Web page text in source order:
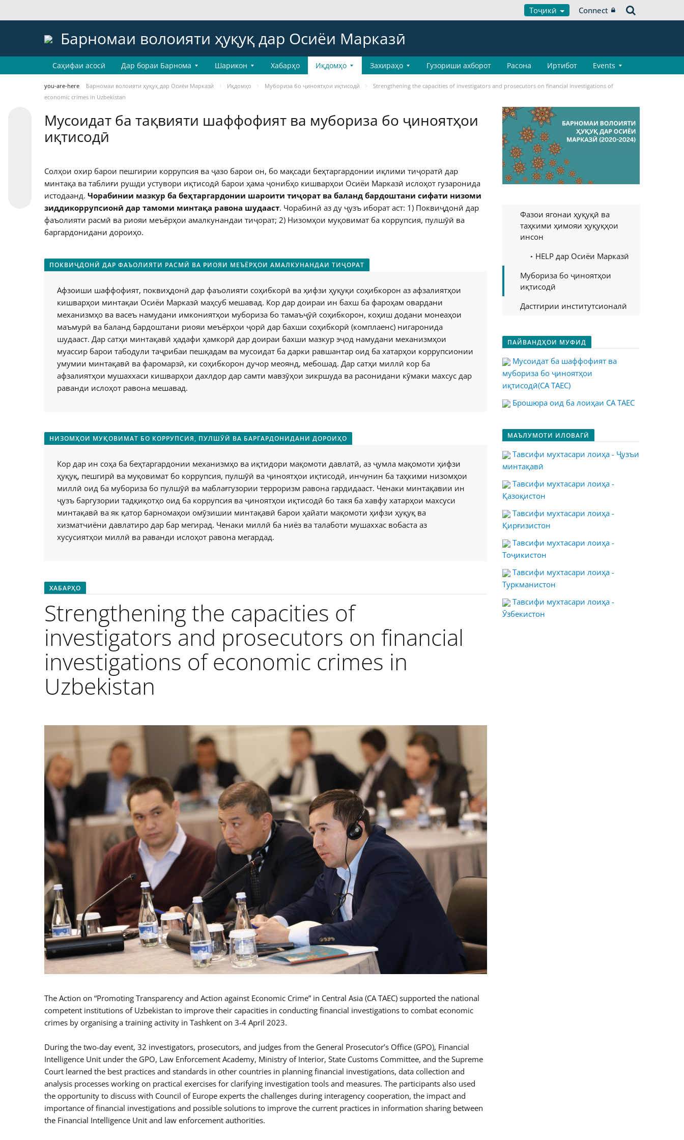
Тоҷикӣ Connect
Барномаи волоияти ҳуқуқ дар Осиёи Марказӣ
Саҳифаи асосӣ Дар бораи Барнома Шарикон Хабарҳо Иқдомҳо Захираҳо Гузориши ахборот Расона Иртибот Events
you-are-here Барномаи волоияти ҳуқуқ дар Осиёи Марказӣ Иқдомҳо Мубориза бо ҷиноятҳои иқтисодӣ
Strengthening the capacities of investigators and prosecutors on financial investigations of
economic crimes in Uzbekistan
Мусоидат ба тақвияти шаффофият ва мубориза бо ҷиноятҳои
иқтисодӣ
Солҳои охир барои пешгирии коррупсия ва ҷазо барои он, бо мақсади беҳтаргардонии иқлими тиҷоратӣ дар
минтақа ва таблиғи рушди устувори иқтисодӣ барои ҳама ҷонибҳо кишварҳои Осиёи Марказӣ ислоҳот гузаронида
истодаанд. Чорабинии мазкур ба беҳтаргардонии шароити тиҷорат ва баланд бардоштани сифати низоми
зиддикоррупсионӣ дар тамоми минтақа равона шудааст. Чорабинӣ аз ду ҷузъ иборат аст: 1) Поквиҷдонӣ дар
фаъолияти расмӣ ва риояи меъёрҳои амалкунандаи тиҷорат; 2) Низомҳои муқовимат ба коррупсия, пулшӯӣ ва
баргардонидани дороиҳо.
ПОКВИҶДОНӢ ДАР ФАЪОЛИЯТИ РАСМӢ ВА РИОЯИ МЕЪЁРҲОИ АМАЛКУНАНДАИ ТИҶОРАТ
Афзоиши шаффофият, поквиҳдонӣ дар фаъолияти соҳибкорӣ ва ҳифзи ҳуқуқи соҳибкорон аз афзалиятҳои
кишварҳои минтақаи Осиёи Марказӣ маҳсуб мешавад. Кор дар доираи ин бахш ба фароҳам овардани
механизмҳо ва васеъ намудани имкониятҳои мубориза бо тамаъҷӯӣ соҳибкорон, коҳиш додани монеаҳои
маъмурӣ ва баланд бардоштани риояи меъёрҳои ҷорӣ дар бахши соҳибкорӣ (комплаенс) нигаронида
шудааст. Дар сатҳи минтақавӣ ҳадафи ҳамкорӣ дар доираи бахши мазкур эҷод намудани механизмҳои
муассир барои табодули таҷрибаи пешқадам ва мусоидат ба дарки равшантар оид ба хатарҳои коррупсионии
умумии минтақавӣ ва фаромарзӣ, ки соҳибкорон дучор меоянд, мебошад. Дар сатҳи миллӣ кор ба
афзалиятҳои мушаххаси кишварҳои дахлдор дар самти мавзӯҳои зикршуда ва расонидани кӯмаки махсус дар
раванди ислоҳот равона мешавад.
НИЗОМҲОИ МУҚОВИМАТ БО КОРРУПСИЯ, ПУЛШӮӢ ВА БАРГАРДОНИДАНИ ДОРОИҲО
Кор дар ин соҳа ба беҳтаргардонии механизмҳо ва иқтидори мақомоти давлатӣ, аз ҷумла мақомоти ҳифзи
ҳуқуқ, пешгирӣ ва муқовимат бо коррупсия, пулшӯӣ ва ҷиноятҳои иқтисодӣ, инчунин ба таҳкими низомҳои
миллӣ оид ба мубориза бо пулшӯӣ ва маблағгузории терроризм равона гардидааст. Ченаки минтақавии ин
ҷузъ баргузории тадқиқотҳо оид ба коррупсия ва ҷиноятҳои иқтисодӣ бо такя ба хавфу хатарҳои махсуси
минтақавӣ ва як қатор барномаҳои омӯзишии минтақавӣ барои ҳайати мақомоти ҳифзи ҳуқуқ ва
хизматчиёни давлатиро дар бар мегирад. Ченаки миллӣ ба ниёз ва талаботи мушаххас вобаста аз
хусусиятҳои миллӣ ва раванди ислоҳот равона мегардад.
ХАБАРҲО
Strengthening the capacities of
investigators and prosecutors on financial
investigations of economic crimes in
Uzbekistan
The Action on “Promoting Transparency and Action against Economic Crime” in Central Asia (CA TAEC) supported the national
competent institutions of Uzbekistan to improve their capacities in conducting financial investigations to combat economic
crimes by organising a training activity in Tashkent on 3-4 April 2023.
During the two-day event, 32 investigators, prosecutors, and judges from the General Prosecutor’s Office (GPO), Financial
Intelligence Unit under the GPO, Law Enforcement Academy, Ministry of Interior, State Customs Committee, and the Supreme
Court learned the best practices and standards in other countries in planning financial investigations, data collection and
analysis processes working on practical exercises for clarifying investigation tools and measures. The participants also used
the opportunity to discuss with Council of Europe experts the challenges during interagency cooperation, the impact and
importance of financial investigations and possible solutions to improve the current practices in information sharing between
the Financial Intelligence Unit and law enforcement authorities.
Фазои ягонаи ҳуқуқӣ ва
таҳкими ҳимояи ҳуқуқҳои
инсон
HELP дар Осиёи Марказӣ
Мубориза бо ҷиноятҳои
иқтисодӣ
Дастгирии институтсионалӣ
ПАЙВАНДҲОИ МУФИД
Мусоидат ба шаффофият ва
мубориза бо ҷиноятҳои
иқтисодӣ(CA TAEC)
Брошюра оид ба лоиҳаи CA TAEC
МАЪЛУМОТИ ИЛОВАГӢ
Тавсифи мухтасари лоиҳа - Ҷузъи
минтақавӣ
Тавсифи мухтасари лоиҳа -
Қазоқистон
Тавсифи мухтасари лоиҳа -
Қирғизистон
Тавсифи мухтасари лоиҳа -
Тоҷикистон
Тавсифи мухтасари лоиҳа -
Туркманистон
Тавсифи мухтасари лоиҳа -
Ӯзбекистон